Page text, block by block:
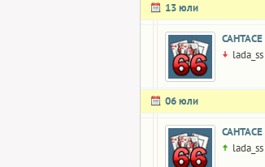
13 юли
САНТАСЕ
lada_ss
06 юли
САНТАСЕ
lada_ss